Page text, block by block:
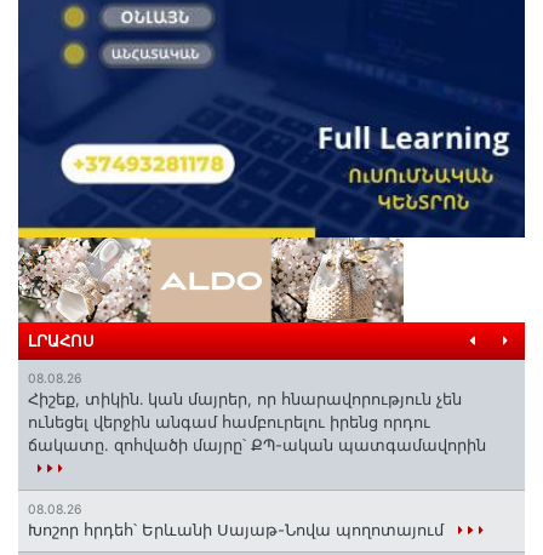
ԼՐԱՀՈՍ
08.08.26
Հիշեք, տիկին․ կան մայրեր, որ հնարավորություն չեն
ունեցել վերջին անգամ համբուրելու իրենց որդու
ճակատը. զոհվածի մայրը՝ ՔՊ-ական պատգամավորին
08.08.26
Խոշոր հրդեհ՝ Երևանի Սայաթ-Նովա պողոտայում